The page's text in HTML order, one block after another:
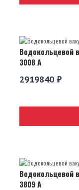
Водокольцевой
3008 A
2919840 ₽
Водокольцевой
3809 A